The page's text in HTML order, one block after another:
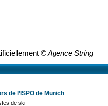
© Agence String
de l’ISPO de Munich
de ski